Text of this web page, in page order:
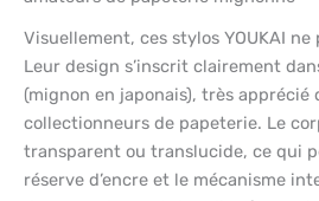
Visuellement, ces stylos YOUKAI
Leur design s’inscrit clairement
(mignon en japonais), très apprécié
collectionneurs de papeterie. Le
transparent ou translucide, ce qui
réserve d’encre et le mécanisme